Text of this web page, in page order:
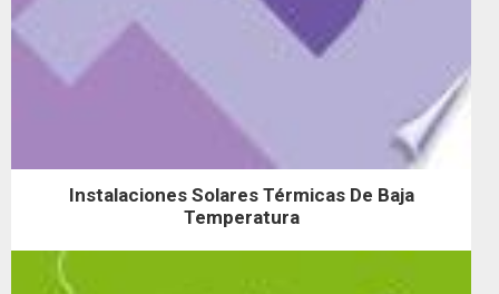
Instalaciones Solares Térmicas De Baja
Temperatura